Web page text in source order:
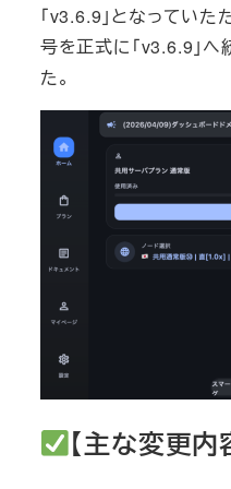
「v3.6.9」となっていた
号を正式に「v3.6.9」
た。
【主な変更内